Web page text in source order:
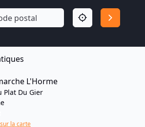
L'Horme
Plat Du Gier
la carte